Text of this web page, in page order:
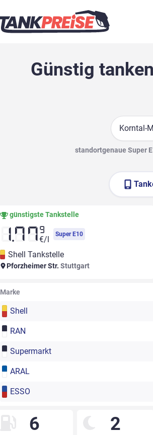
Günstig
Suche
standortgenaue Super
günstigste Tankstelle
1.77 9
€/l
Super E10
Shell Tankstelle
Pforzheimer Str. Stuttgart
Marke
Shell
RAN
Supermarkt
ARAL
ESSO
6 2